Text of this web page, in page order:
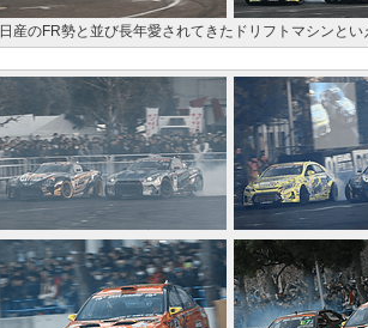
日産のFR勢と並び長年愛されてきたドリフトマシンと